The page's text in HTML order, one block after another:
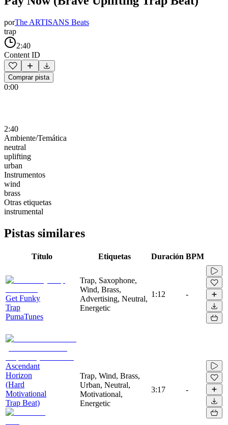
porThe ARTISANS Beats
trap
2:40
Content ID
Comprar pista
0:00
2:40
Ambiente/Temática
neutral
uplifting
urban
Instrumentos
wind
brass
Otras etiquetas
instrumental
Pistas similares
Título Etiquetas Duración BPM
Get Funky
Trap
PumaTunes
Trap, Saxophone,
Wind, Brass,
Advertising, Neutral,
Energetic
1:12 -
Ascendant
Horizon
(Hard
Motivational
Trap Beat)
Trap, Wind, Brass,
Urban, Neutral,
Motivational,
Energetic
3:17 -